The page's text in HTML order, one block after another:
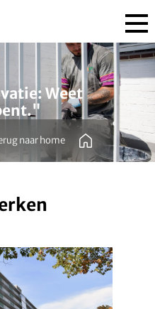
Weet
"
naar home